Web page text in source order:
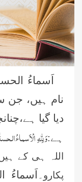
اَسماءُ
نام ہیں، جن
دیا گیا
ہے:وَلِلہِ
اللہ ہی کے
پکارو۔ اَسماءُ